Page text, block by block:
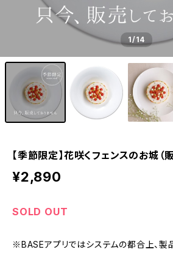
1/14
【季節限定】花咲くフェンスのお城（
¥2,890
SOLD OUT
※BASEアプリではシステムの都合上、製